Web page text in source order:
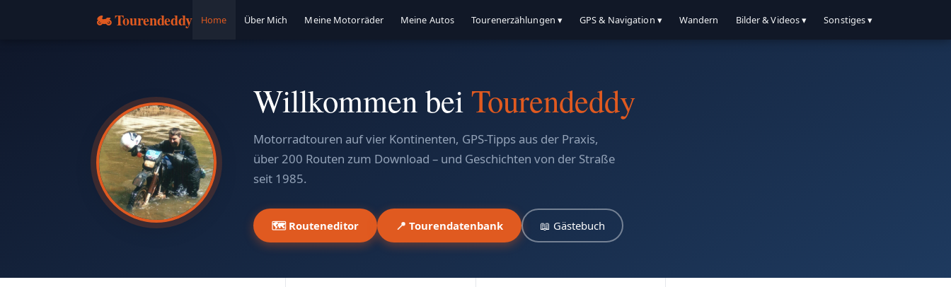
🏍️ Tourendeddy Home Über Mich Meine Motorräder Meine Autos Tourenerzählungen ▾ GPS & Navigation ▾ Wandern Bilder & Videos ▾ Sonstiges ▾
Willkommen beiTourendeddy
Motorradtouren auf vier Kontinenten, GPS-Tipps aus der Praxis,
über 200 Routen zum Download – und Geschichten von der Straße
seit 1985.
🗺️ Routeneditor 📍 Tourendatenbank 📖 Gästebuch